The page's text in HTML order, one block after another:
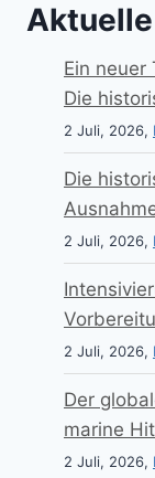
Ein neuer
Die
2 Juli, 2026,
Die
2 Juli, 2026,
2 Juli, 2026,
Der
marine
2 Juli, 2026,